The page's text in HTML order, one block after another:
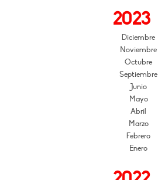
2023
Diciembre
Noviembre
Octubre
Septiembre
Junio
Mayo
Abril
Marzo
Febrero
Enero